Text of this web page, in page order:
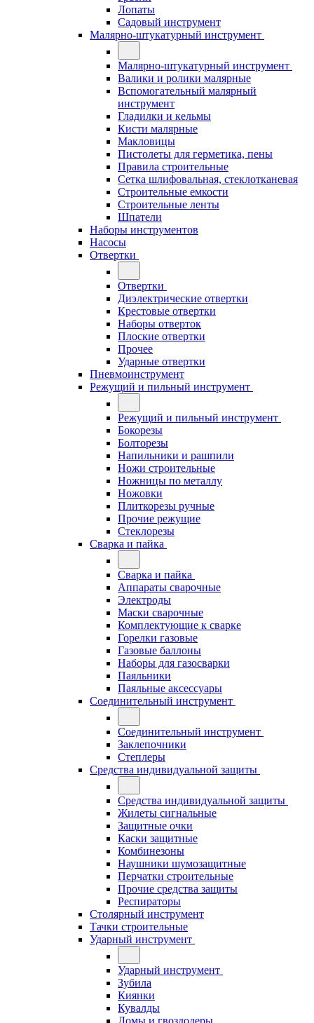
Лопаты
Садовый инструмент
Малярно-штукатурный инструмент
Малярно-штукатурный инструмент
Валики и ролики малярные
Вспомогательный малярный
инструмент
Гладилки и кельмы
Кисти малярные
Макловицы
Пистолеты для герметика, пены
Правила строительные
Сетка шлифовальная, стеклотканевая
Строительные емкости
Строительные ленты
Шпатели
Наборы инструментов
Насосы
Отвертки
Отвертки
Диэлектрические отвертки
Крестовые отвертки
Наборы отверток
Плоские отвертки
Прочее
Ударные отвертки
Пневмоинструмент
Режущий и пильный инструмент
Режущий и пильный инструмент
Бокорезы
Болторезы
Напильники и рашпили
Ножи строительные
Ножницы по металлу
Ножовки
Плиткорезы ручные
Прочие режущие
Стеклорезы
Сварка и пайка
Сварка и пайка
Аппараты сварочные
Электроды
Маски сварочные
Комплектующие к сварке
Горелки газовые
Газовые баллоны
Наборы для газосварки
Паяльники
Паяльные аксессуары
Соединительный инструмент
Соединительный инструмент
Заклепочники
Степлеры
Средства индивидуальной защиты
Средства индивидуальной защиты
Жилеты сигнальные
Защитные очки
Каски защитные
Комбинезоны
Наушники шумозащитные
Перчатки строительные
Прочие средства защиты
Респираторы
Столярный инструмент
Тачки строительные
Ударный инструмент
Ударный инструмент
Зубила
Киянки
Кувалды
Ломы и гвоздодеры